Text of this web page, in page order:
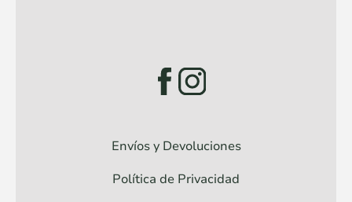
Envíos y Devoluciones
Política de Privacidad